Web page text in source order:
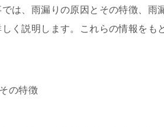
は、雨漏りの原因とその特徴、
く説明します。これらの情報をも
の特徴